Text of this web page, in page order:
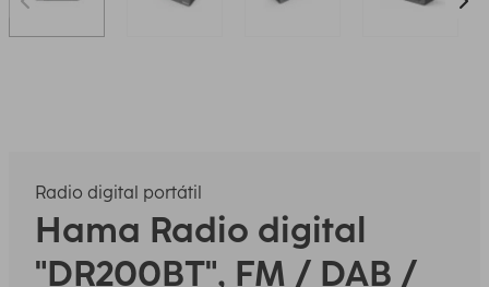
Radio digital portátil
Hama Radio digital
"DR200BT", FM / DAB /